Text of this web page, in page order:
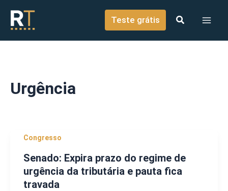
conteúdo
Teste grátis
Urgência
Congresso
Senado: Expira prazo do regime de
urgência da tributária e pauta fica
travada